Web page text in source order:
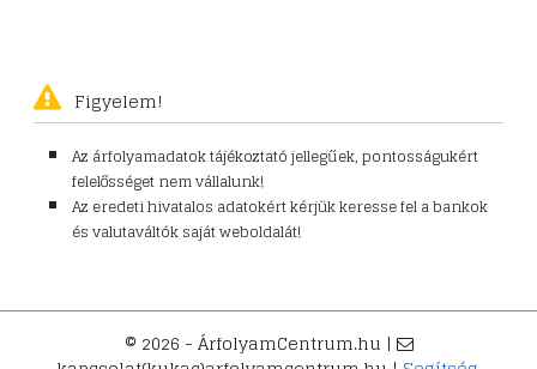
Figyelem!
Az árfolyamadatok tájékoztató jellegűek, pontosságukért
felelősséget nem vállalunk!
Az eredeti hivatalos adatokért kérjük keresse fel a bankok
és valutaváltók saját weboldalát!
© 2026 - ÁrfolyamCentrum.hu |